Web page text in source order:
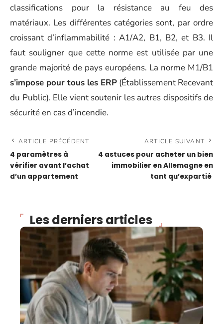
classifications pour la résistance au feu des
matériaux. Les différentes catégories sont, par ordre
croissant d’inflammabilité : A1/A2, B1, B2, et B3. Il
faut souligner que cette norme est utilisée par une
grande majorité de pays européens. La norme M1/B1
s’impose pour tous les ERP (Établissement Recevant
du Public). Elle vient soutenir les autres dispositifs de
sécurité en cas d’incendie.
ARTICLE PRÉCÉDENT
4 paramètres à
vérifier avant l’achat
d’un appartement
ARTICLE SUIVANT
4 astuces pour acheter un bien
immobilier en Allemagne en
tant qu’expartié
Les derniers articles